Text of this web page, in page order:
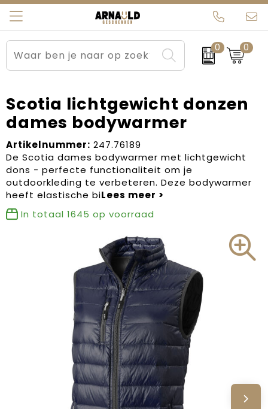
0 0
Relatiegeschenken
Sportkleding
Werkkleding
Kleding en textiel
Tassen
Beurs en Evenementen
Brievenbuspakketten
Carnaval
Dag van de Zorg
Kerstartikelen
Kerstpakketten
Sinterklaas
Verjaardagen
Voetbal, EK en WK
Voor de bouw
Zomergeschenken
Arnauld Kerstpakketten
MijnEigenKadootje
Ons team
Contact
Blogs
Scotia lichtgewicht donzen
dames bodywarmer
Artikelnummer: 247.76189
De Scotia dames bodywarmer met lichtgewicht
dons - perfecte functionaliteit om je
outdoorkleding te verbeteren. Deze bodywarmer
heeft elastische bi
In totaal 1645 op voorraad